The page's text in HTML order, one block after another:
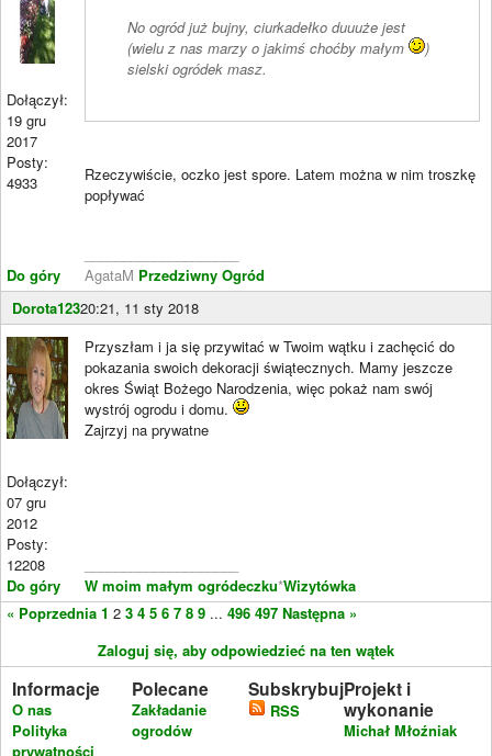
Dołączył:
19 gru
2017
Posty:
4933
Do góry
No ogród już bujny, ciurkadełko duuuże jest
(wielu z nas marzy o jakimś choćby małym
)
sielski ogródek masz.
Rzeczywiście, oczko jest spore. Latem można w nim troszkę
popływać
AgataM Przedziwny Ogród
Dorota12320:21, 11 sty 2018
Dołączył:
07 gru
2012
Posty:
12208
Do góry
Przyszłam i ja się przywitać w Twoim wątku i zachęcić do
pokazania swoich dekoracji świątecznych. Mamy jeszcze
okres Świąt Bożego Narodzenia, więc pokaż nam swój
wystrój ogrodu i domu.
Zajrzyj na prywatne
W moim małym ogródeczku*Wizytówka
« Poprzednia 1 2 3 4 5 6 7 8 9 ... 496 497 Następna »
Zaloguj się, aby odpowiedzieć na ten wątek
Informacje
O nas
Polityka
prywatności
Polecane
Zakładanie
ogrodów
Subskrybuj
RSS
Projekt i
wykonanie
Michał Młoźniak